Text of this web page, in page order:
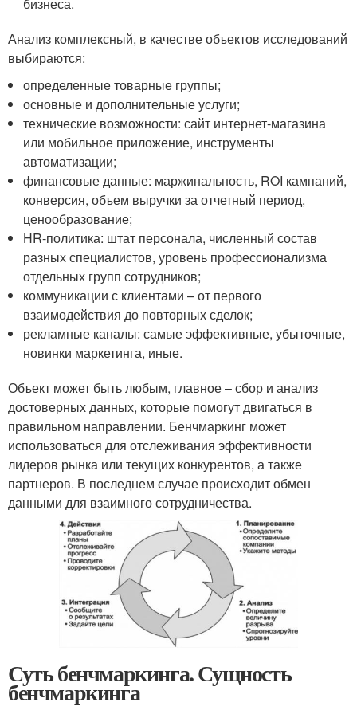
бизнеса.
Анализ комплексный, в качестве объектов исследований
выбираются:
определенные товарные группы;
основные и дополнительные услуги;
технические возможности: сайт интернет-магазина
или мобильное приложение, инструменты
автоматизации;
финансовые данные: маржинальность, ROI кампаний,
конверсия, объем выручки за отчетный период,
ценообразование;
HR-политика: штат персонала, численный состав
разных специалистов, уровень профессионализма
отдельных групп сотрудников;
коммуникации с клиентами – от первого
взаимодействия до повторных сделок;
рекламные каналы: самые эффективные, убыточные,
новинки маркетинга, иные.
Объект может быть любым, главное – сбор и анализ
достоверных данных, которые помогут двигаться в
правильном направлении. Бенчмаркинг может
использоваться для отслеживания эффективности
лидеров рынка или текущих конкурентов, а также
партнеров. В последнем случае происходит обмен
данными для взаимного сотрудничества.
Суть бенчмаркинга. Сущность
бенчмаркинга